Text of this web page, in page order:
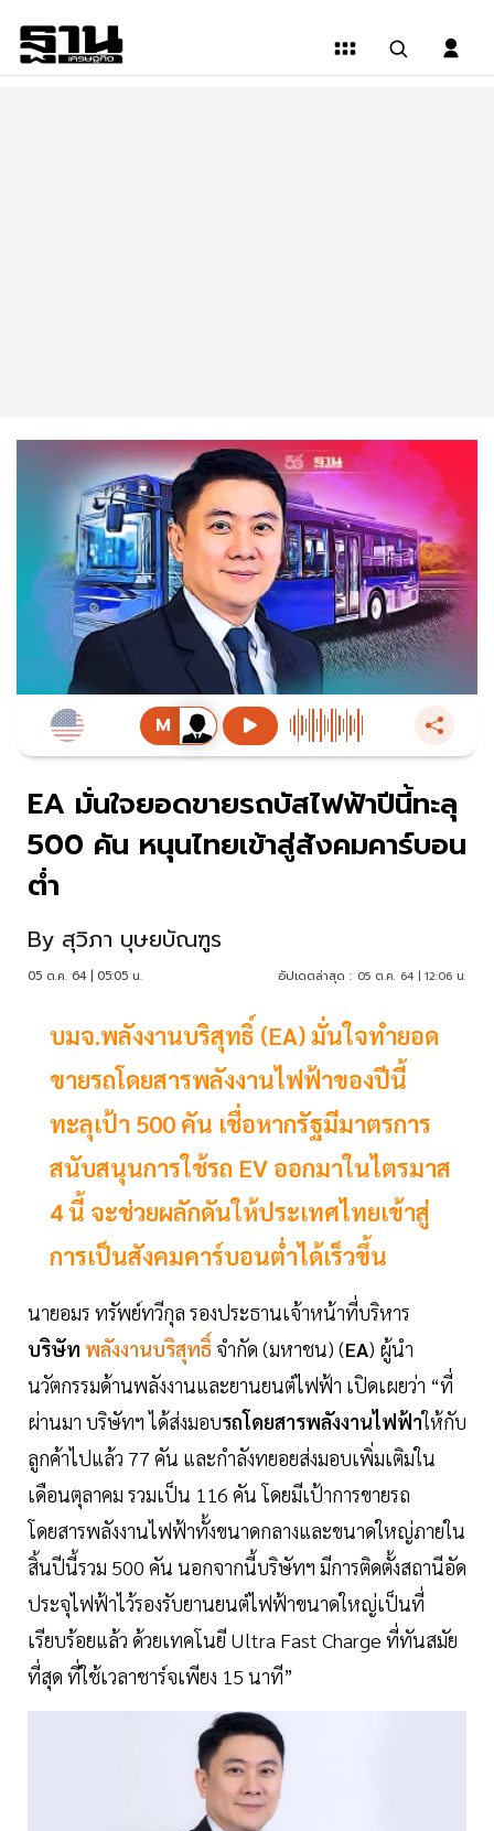
EA มั่นใจยอดขายรถบัสไฟฟ้าปีนี้ทะลุ
500 คัน หนุนไทยเข้าสู่สังคมคาร์บอน
ต่ำ
By สุวิภา บุษยบัณฑูร
05 ต.ค. 64 | 05:05 น. อัปเดตล่าสุด : 05 ต.ค. 64 | 12:06 น.
บมจ.พลังงานบริสุทธิ์ (EA) มั่นใจทำยอด
ขายรถโดยสารพลังงานไฟฟ้าของปีนี้
ทะลุเป้า 500 คัน เชื่อหากรัฐมีมาตรการ
สนับสนุนการใช้รถ EV ออกมาในไตรมาส
4 นี้ จะช่วยผลักดันให้ประเทศไทยเข้าสู่
การเป็นสังคมคาร์บอนต่ำได้เร็วขึ้น
นายอมร ทรัพย์ทวีกุล รองประธานเจ้าหน้าที่บริหาร
บริษัท พลังงานบริสุทธิ์ จำกัด (มหาชน) (EA) ผู้นำ
นวัตกรรมด้านพลังงานและยานยนต์ไฟฟ้า เปิดเผยว่า “ที่
ผ่านมา บริษัทฯ ได้ส่งมอบรถโดยสารพลังงานไฟฟ้าให้กับ
ลูกค้าไปแล้ว 77 คัน และกำลังทยอยส่งมอบเพิ่มเติมใน
เดือนตุลาคม รวมเป็น 116 คัน โดยมีเป้าการขายรถ
โดยสารพลังงานไฟฟ้าทั้งขนาดกลางและขนาดใหญ่ภายใน
สิ้นปีนี้รวม 500 คัน นอกจากนี้บริษัทฯ มีการติดตั้งสถานีอัด
ประจุไฟฟ้าไว้รองรับยานยนต์ไฟฟ้าขนาดใหญ่เป็นที่
เรียบร้อยแล้ว ด้วยเทคโนยี Ultra Fast Charge ที่ทันสมัย
ที่สุด ที่ใช้เวลาชาร์จเพียง 15 นาที”